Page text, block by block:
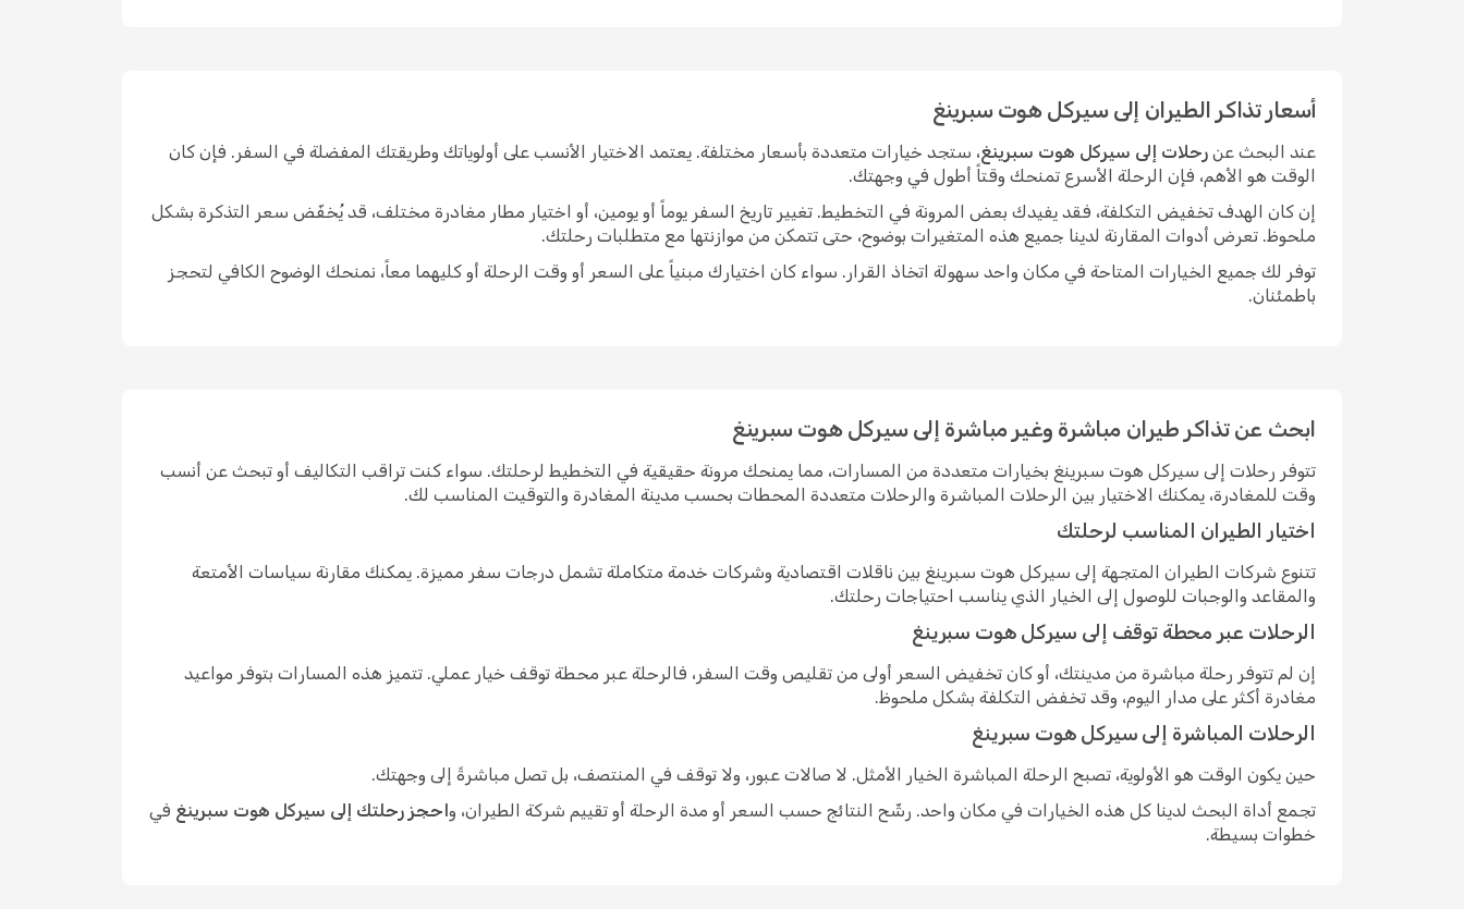
أسعار تذاكر الطيران إلى سيركل هوت سبرينغ
عند البحث عن رحلات إلى سيركل هوت سبرينغ، ستجد خيارات متعددة بأسعار مختلفة. يعتمد الاختيار الأنسب على أولوياتك وطريقتك المفضلة في السفر. فإن كان
الوقت هو الأهم، فإن الرحلة الأسرع تمنحك وقتاً أطول في وجهتك.
إن كان الهدف تخفيض التكلفة، فقد يفيدك بعض المرونة في التخطيط. تغيير تاريخ السفر يوماً أو يومين، أو اختيار مطار مغادرة مختلف، قد يُخفّض سعر التذكرة بشكل
ملحوظ. تعرض أدوات المقارنة لدينا جميع هذه المتغيرات بوضوح، حتى تتمكن من موازنتها مع متطلبات رحلتك.
توفر لك جميع الخيارات المتاحة في مكان واحد سهولة اتخاذ القرار. سواء كان اختيارك مبنياً على السعر أو وقت الرحلة أو كليهما معاً، نمنحك الوضوح الكافي لتحجز
باطمئنان.
ابحث عن تذاكر طيران مباشرة وغير مباشرة إلى سيركل هوت سبرينغ
تتوفر رحلات إلى سيركل هوت سبرينغ بخيارات متعددة من المسارات، مما يمنحك مرونة حقيقية في التخطيط لرحلتك. سواء كنت تراقب التكاليف أو تبحث عن أنسب
وقت للمغادرة، يمكنك الاختيار بين الرحلات المباشرة والرحلات متعددة المحطات بحسب مدينة المغادرة والتوقيت المناسب لك.
اختيار الطيران المناسب لرحلتك
تتنوع شركات الطيران المتجهة إلى سيركل هوت سبرينغ بين ناقلات اقتصادية وشركات خدمة متكاملة تشمل درجات سفر مميزة. يمكنك مقارنة سياسات الأمتعة
والمقاعد والوجبات للوصول إلى الخيار الذي يناسب احتياجات رحلتك.
الرحلات عبر محطة توقف إلى سيركل هوت سبرينغ
إن لم تتوفر رحلة مباشرة من مدينتك، أو كان تخفيض السعر أولى من تقليص وقت السفر، فالرحلة عبر محطة توقف خيار عملي. تتميز هذه المسارات بتوفر مواعيد
مغادرة أكثر على مدار اليوم، وقد تخفض التكلفة بشكل ملحوظ.
الرحلات المباشرة إلى سيركل هوت سبرينغ
حين يكون الوقت هو الأولوية، تصبح الرحلة المباشرة الخيار الأمثل. لا صالات عبور، ولا توقف في المنتصف، بل تصل مباشرةً إلى وجهتك.
تجمع أداة البحث لدينا كل هذه الخيارات في مكان واحد. رشّح النتائج حسب السعر أو مدة الرحلة أو تقييم شركة الطيران، واحجز رحلتك إلى سيركل هوت سبرينغ في
خطوات بسيطة.